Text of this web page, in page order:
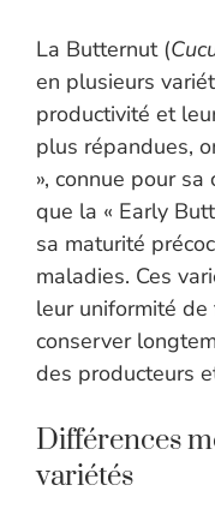
La Butternut (
en plusieurs
productivité et
plus répandues,
», connue pour
que la « Early
sa maturité
maladies. Ces
leur uniformité
conserver
des producteurs
Différences
variétés